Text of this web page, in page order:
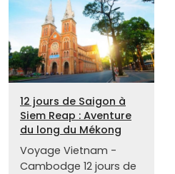
12 jours de Saigon à
Siem Reap : Aventure
du long du Mékong
Voyage Vietnam -
Cambodge 12 jours de